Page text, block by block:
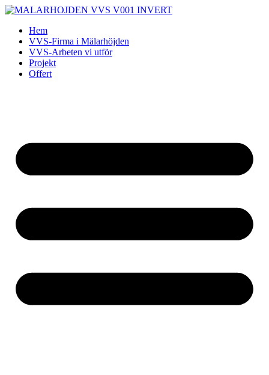
Skip
contentHem
VVS-Firma i Mälarhöjden
VVS-Arbeten vi utför
Projekt
Offert